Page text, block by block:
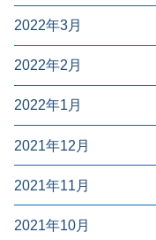
2022年3月
2022年2月
2022年1月
2021年12月
2021年11月
2021年10月